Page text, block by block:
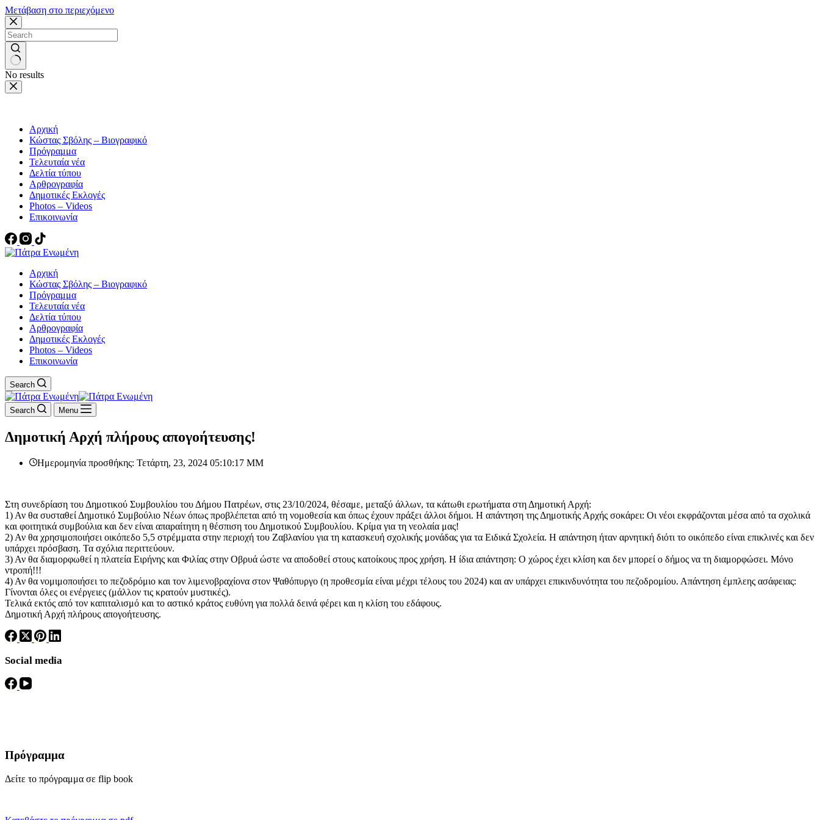
Μετάβαση στο περιεχόμενο
No results
Αρχική
Κώστας Σβόλης – Βιογραφικό
Πρόγραμμα
Τελευταία νέα
Δελτία τύπου
Αρθρογραφία
Δημοτικές Εκλογές
Photos – Videos
Επικοινωνία
Αρχική
Κώστας Σβόλης – Βιογραφικό
Πρόγραμμα
Τελευταία νέα
Δελτία τύπου
Αρθρογραφία
Δημοτικές Εκλογές
Photos – Videos
Επικοινωνία
Search
Search Menu
Δημοτική Αρχή πλήρους απογοήτευσης!
Ημερομηνία προσθήκης: Τετάρτη, 23, 2024 05:10:17 ΜΜ
Στη συνεδρίαση του Δημοτικού Συμβουλίου του Δήμου Πατρέων, στις 23/10/2024, θέσαμε, μεταξύ άλλων, τα κάτωθι ερωτήματα στη Δημοτική Αρχή:
1) Αν θα συσταθεί Δημοτικό Συμβούλιο Νέων όπως προβλέπεται από τη νομοθεσία και όπως έχουν πράξει άλλοι δήμοι. Η απάντηση της Δημοτικής Αρχής σοκάρει: Oι νέοι εκφράζονται μέσα από τα σχολικά
και φοιτητικά συμβούλια και δεν είναι απαραίτητη η θέσπιση του Δημοτικού Συμβουλίου. Κρίμα για τη νεολαία μας!
2) Αν θα χρησιμοποιήσει οικόπεδο 5,5 στρέμματα στην περιοχή του Ζαβλανίου για τη κατασκευή σχολικής μονάδας για τα Ειδικά Σχολεία. Η απάντηση ήταν αρνητική διότι το οικόπεδο είναι επικλινές και δεν
υπάρχει πρόσβαση. Τα σχόλια περιττεύουν.
3) Αν θα διαμορφωθεί η πλατεία Ειρήνης και Φιλίας στην Οβρυά ώστε να αποδοθεί στους κατοίκους προς χρήση. Η ίδια απάντηση: Ο χώρος έχει κλίση και δεν μπορεί ο δήμος να τη διαμορφώσει. Μόνο
ντροπή!!!
4) Αν θα νομιμοποιήσει το πεζοδρόμιο και τον λιμενοβραχίονα στον Ψαθόπυργο (η προθεσμία είναι μέχρι τέλους του 2024) και αν υπάρχει επικινδυνότητα του πεζοδρομίου. Απάντηση έμπλεης ασάφειας:
Γίνονται όλες οι ενέργειες (μάλλον τις κρατούν μυστικές).
Τελικά εκτός από τον καπιταλισμό και το αστικό κράτος ευθύνη για πολλά δεινά φέρει και η κλίση του εδάφους.
Δημοτική Αρχή πλήρους απογοήτευσης.
Social media
Πρόγραμμα
Δείτε το πρόγραμμα σε flip book